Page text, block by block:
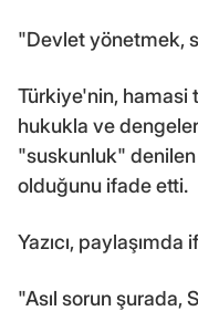
"Devlet yönetmek,
Türkiye'nin,
hukukla ve
"suskunluk"
olduğunu ifade etti.
Yazıcı,
"Asıl sorun şurada,